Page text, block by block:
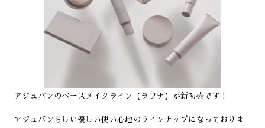
アジュバンのベースメイクライン【ラフナ】が新初売です！
アジュバンらしい優しい使い心地のラインナップになっておりま